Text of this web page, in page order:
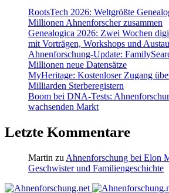
RootsTech 2026: Weltgrößte
Millionen Ahnenforscher zusammen
Genealogica 2026: Zwei Wochen
mit Vorträgen, Workshops und
Ahnenforschung-Update:
Millionen neue Datensätze
MyHeritage: Kostenloser Zugang
Milliarden Sterberegistern
Boom bei DNA-Tests:
wachsenden Markt
Letzte Kommentare
Martin zu Ahnenforschung bei Elon
Geschwister und Familiengeschichte